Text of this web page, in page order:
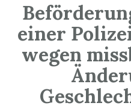
einer
wegen